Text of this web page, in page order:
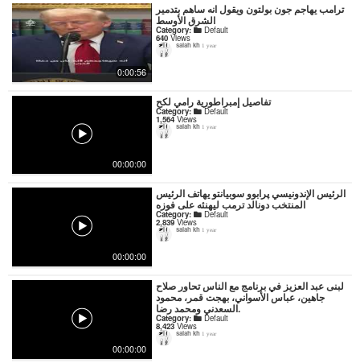
0:00:56
ترامب يهاجم جون بولتون ويقول انه ساهم بتدمير
الشرق الأوسط
Category: Default
640 Views
salah kh 1 year
00:00:00
تفاصيل إمبراطورية رامي لكح
Category: Default
1,564Views
salah kh 1 year
00:00:00
الرئيس الإندونيسي پرابوو سوبيانتو يهاتف الرئيس
المنتخب دونالد ترمب ليهنئه على فوزه
Category: Default
2,839Views
salah kh 1 year
00:00:00
لبنى عبد العزيز في برنامج مع الناس تحاور صلاح
جاهين، عباس الأسواني، بهجت قمر، محمود
السعدني ومحمد رضا.
Category: Default
8,423Views
salah kh 1 year